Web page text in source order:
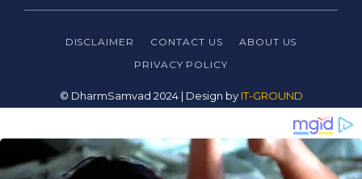
DISCLAIMER CONTACT US
ABOUT US
PRIVACY POLICY
© DharmSamvad 2024 | Design byIT-GROUND